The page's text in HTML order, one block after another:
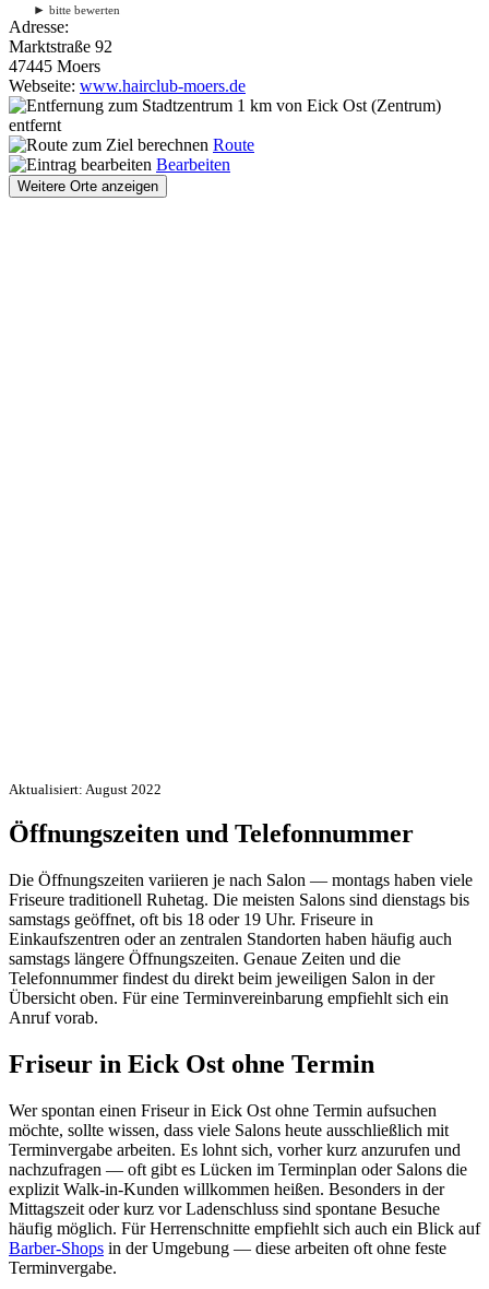
► bitte bewerten
Adresse:
Marktstraße 92
47445 Moers
Webseite: www.hairclub-moers.de
1 km von Eick Ost (Zentrum)
entfernt
Route
Bearbeiten
Weitere Orte anzeigen
Aktualisiert: August 2022
Öffnungszeiten und Telefonnummer
Die Öffnungszeiten variieren je nach Salon — montags haben viele
Friseure traditionell Ruhetag. Die meisten Salons sind dienstags bis
samstags geöffnet, oft bis 18 oder 19 Uhr. Friseure in
Einkaufszentren oder an zentralen Standorten haben häufig auch
samstags längere Öffnungszeiten. Genaue Zeiten und die
Telefonnummer findest du direkt beim jeweiligen Salon in der
Übersicht oben. Für eine Terminvereinbarung empfiehlt sich ein
Anruf vorab.
Friseur in Eick Ost ohne Termin
Wer spontan einen Friseur in Eick Ost ohne Termin aufsuchen
möchte, sollte wissen, dass viele Salons heute ausschließlich mit
Terminvergabe arbeiten. Es lohnt sich, vorher kurz anzurufen und
nachzufragen — oft gibt es Lücken im Terminplan oder Salons die
explizit Walk-in-Kunden willkommen heißen. Besonders in der
Mittagszeit oder kurz vor Ladenschluss sind spontane Besuche
häufig möglich. Für Herrenschnitte empfiehlt sich auch ein Blick auf
Barber-Shops in der Umgebung — diese arbeiten oft ohne feste
Terminvergabe.